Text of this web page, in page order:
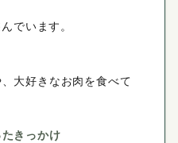
でいます。
大好きなお肉を食べて
きっかけ